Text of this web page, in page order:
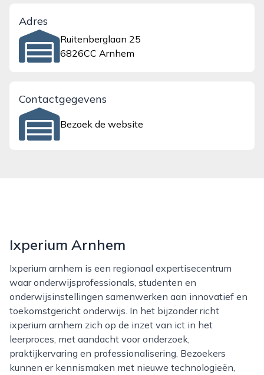
Adres
Ruitenberglaan 25
6826CC Arnhem
Contactgegevens
Bezoek de website
Ixperium Arnhem
Ixperium arnhem is een regionaal expertisecentrum
waar onderwijsprofessionals, studenten en
onderwijsinstellingen samenwerken aan innovatief en
toekomstgericht onderwijs. In het bijzonder richt
ixperium arnhem zich op de inzet van ict in het
leerproces, met aandacht voor onderzoek,
praktijkervaring en professionalisering. Bezoekers
kunnen er kennismaken met nieuwe technologieën,